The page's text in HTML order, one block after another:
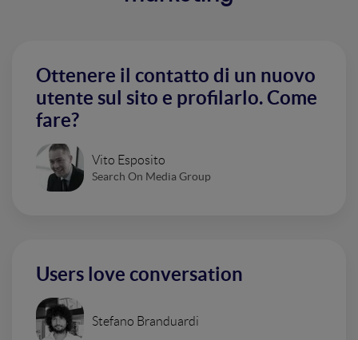
Ottenere il contatto di un nuovo
utente sul sito e profilarlo. Come
fare?
Vito Esposito
Search On Media Group
Users love conversation
Stefano Branduardi